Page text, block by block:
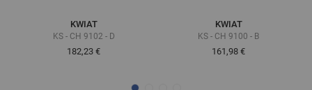
KWIAT
KS - CH 9102 - D
182,23 €
KWIAT
KS - CH 9100 - B
161,98 €